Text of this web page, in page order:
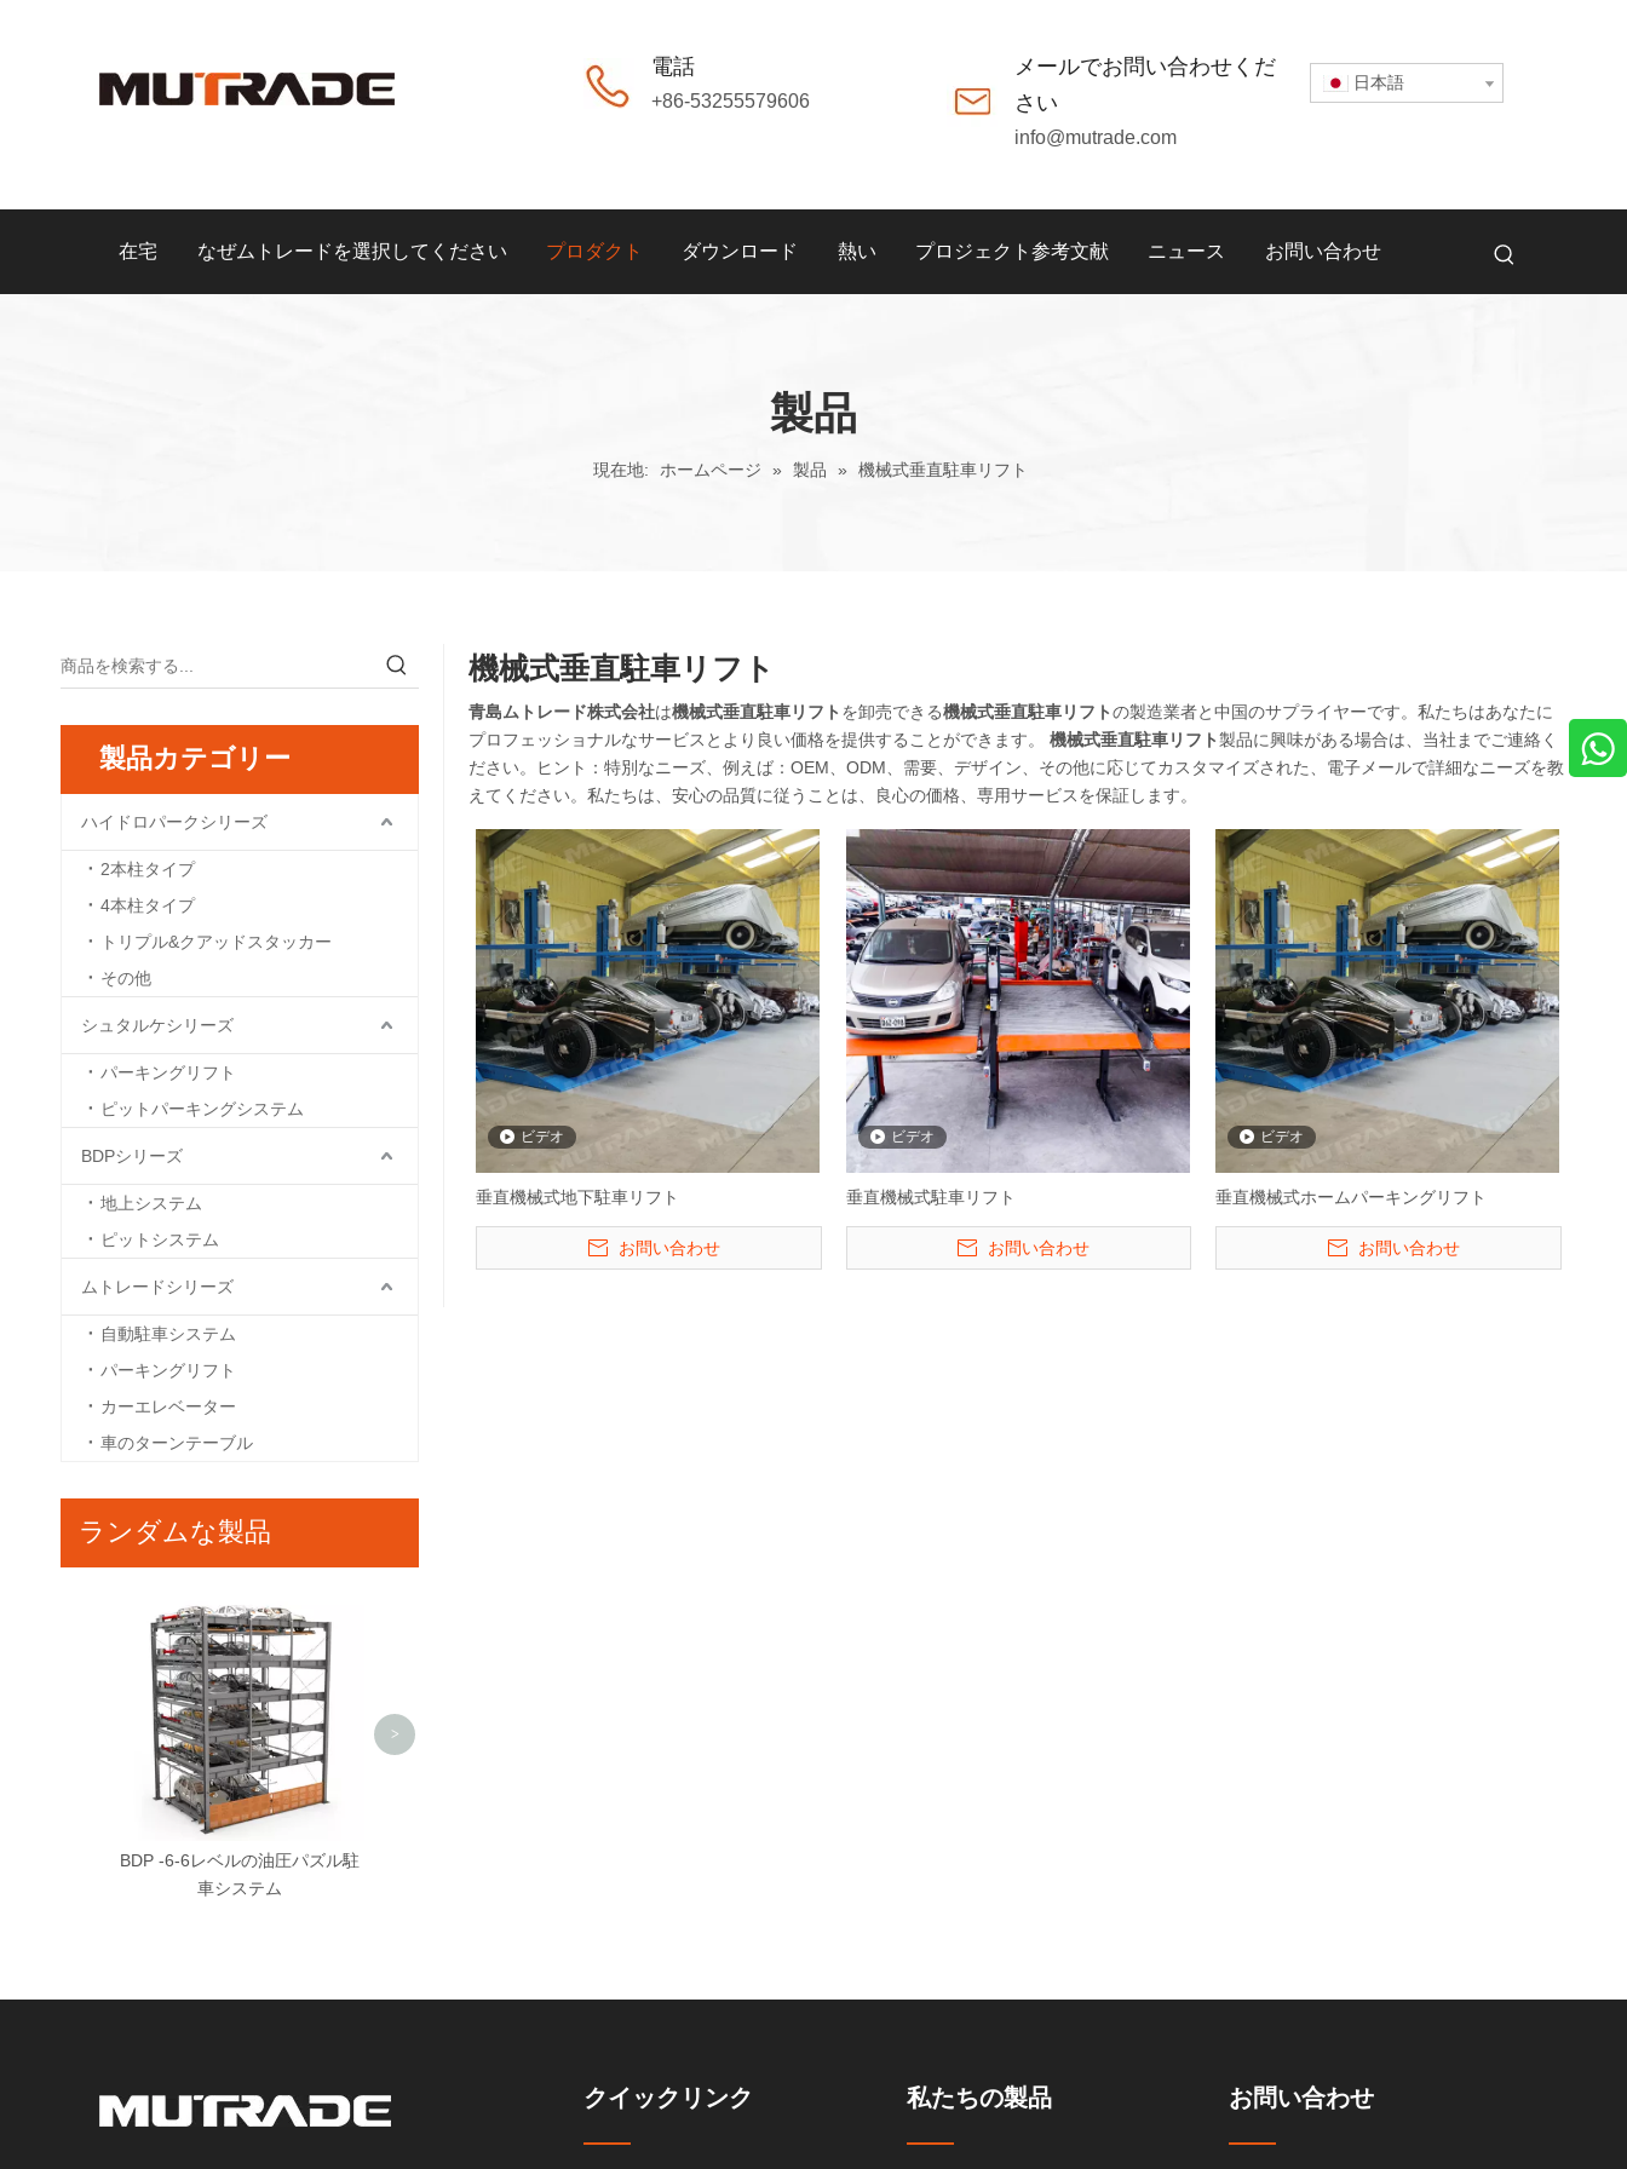
電話
+86-53255579606
メールでお問い合わせくだ
さい
info@mutrade.com
日本語
在宅 なぜムトレードを選択してください プロダクト ダウンロード 熱い プロジェクト参考文献 ニュース お問い合わせ
製品
現在地: ホームページ » 製品 » 機械式垂直駐車リフト
製品カテゴリー
ハイドロパークシリーズ
2本柱タイプ
4本柱タイプ
トリプル&クアッドスタッカー
その他
シュタルケシリーズ
パーキングリフト
ピットパーキングシステム
BDPシリーズ
地上システム
ピットシステム
ムトレードシリーズ
自動駐車システム
パーキングリフト
カーエレベーター
車のターンテーブル
ランダムな製品
BDP -6-6レベルの油圧パズル駐
車システム
>
機械式垂直駐車リフト
青島ムトレード株式会社は機械式垂直駐車リフト を卸売できる機械式垂直駐車リフトの製造業者と中国のサプライヤーです。私たちはあなたに
プロフェッショナルなサービスとより良い価格を提供することができます。 機械式垂直駐車リフト製品に興味がある場合は、当社までご連絡く
ださい。ヒント：特別なニーズ、例えば：OEM、ODM、需要、デザイン、その他に応じてカスタマイズされた、電子メールで詳細なニーズを教
えてください。私たちは、安心の品質に従うことは、良心の価格、専用サービスを保証します。
ビデオ
垂直機械式地下駐車リフト
お問い合わせ
ビデオ
垂直機械式駐車リフト
お問い合わせ
ビデオ
垂直機械式ホームパーキングリフト
お問い合わせ
クイックリンク 私たちの製品 お問い合わせ